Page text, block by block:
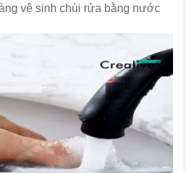
vệ sinh chùi rửa bằng nước